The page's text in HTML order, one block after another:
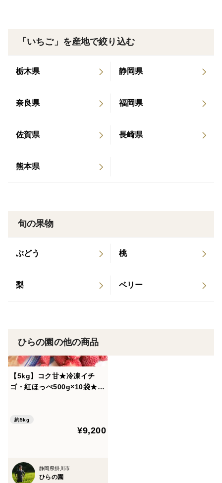
粒の大きさや数が変わっても1パックあたりのグラムは
なるべく大粒から中粒くらいのものを選んでお送りして
日持ちが短いため、静岡県からのお届けが翌々日以降の
ルさせていただく場合があります（北海道の一部、九州
付・時間帯を指定してください。また到着後は冷蔵庫に
が、輸送中にパック詰めの乱れや多少の傷みがでる可能
性があります。何卒ご理解頂ければと思います。
静岡県掛川市
「いちご」を産地で絞り込む
栃木県 静岡県
奈良県 福岡県
佐賀県 長崎県
熊本県
旬の果物
ぶどう 桃
梨 ベリー
ひらの園の他の商品
【5kg】コク甘★冷凍イチ
ゴ・紅ほっぺ500g×10袋★か
約5kg
¥9,200
静岡県掛川市
ひらの園